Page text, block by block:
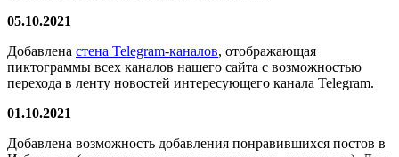
05.10.2021
Добавлена стена Telegram-каналов, отображающая
пиктограммы всех каналов нашего сайта с возможностью
перехода в ленту новостей интересующего канала Telegram.
01.10.2021
Добавлена возможность добавления понравившихся постов в